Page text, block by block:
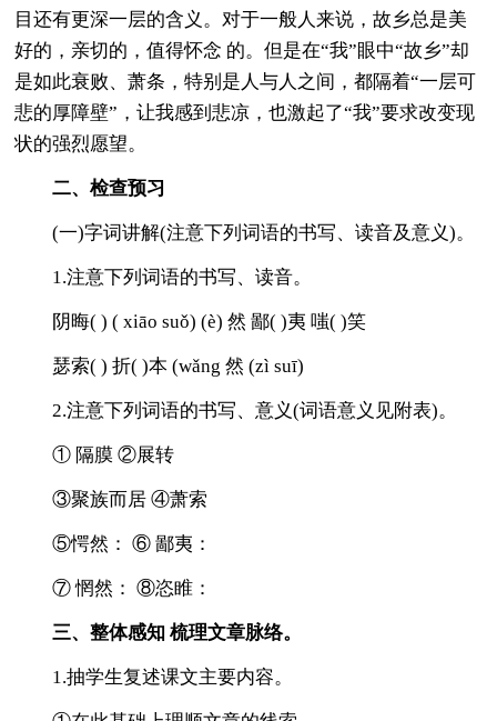
目还有更深一层的含义。对于一般人来说，故乡总是美
好的，亲切的，值得怀念 的。但是在“我”眼中“故乡”却
是如此衰败、萧条，特别是人与人之间，都隔着“一层可
悲的厚障壁”，让我感到悲凉，也激起了“我”要求改变现
状的强烈愿望。
二、检查预习
(一)字词讲解(注意下列词语的书写、读音及意义)。
1.注意下列词语的书写、读音。
阴晦( ) ( xiāo suǒ) (è) 然 鄙( )夷 嗤( )笑
瑟索( ) 折( )本 (wǎng 然 (zì suī)
2.注意下列词语的书写、意义(词语意义见附表)。
① 隔膜 ②展转
③聚族而居 ④萧索
⑤愕然： ⑥ 鄙夷：
⑦ 惘然： ⑧恣睢：
三、整体感知 梳理文章脉络。
1.抽学生复述课文主要内容。